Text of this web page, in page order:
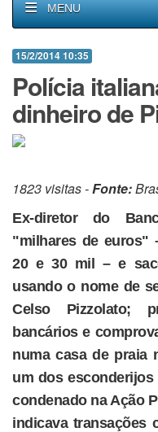
MENU
15/2/2014 10:35
Polícia
dinheiro de
1823 visitas -Fonte:
Ex-diretor do
"milhares de euros"
20 e 30 mil – e
usando o nome de
Celso Pizzolato;
bancários e
numa casa de praia
um dos
condenado na Ação
indicava transações